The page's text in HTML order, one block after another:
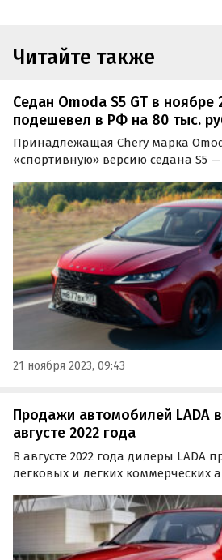
Читайте также
Седан Omoda S5 GT в ноябре
подешевел в РФ на 80 тыс.
Принадлежащая Chery марка
«спортивную» версию седана S5 —
рублей, сообщают «Автоновости
21 ноября 2023, 09:43
Продажи автомобилей LADA
августе 2022 года
В августе 2022 года дилеры LADA
легковых и легких коммерческих
«АвтоВАЗ» только за счет двух
лице Granta и Niva практически
докризисные…